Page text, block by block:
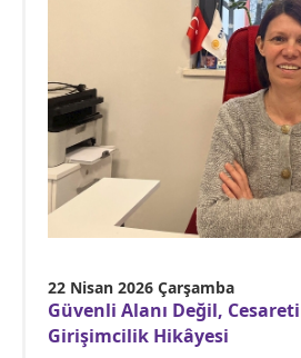
22 Nisan 2026 Çarşamba
Güvenli Alanı Değil,
Girişimcilik Hikâyesi